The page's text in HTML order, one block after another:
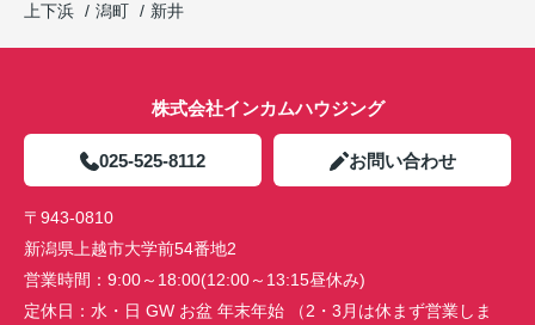
上下浜
潟町 新井
株式会社インカムハウジング
025-525-8112 お問い合わせ
〒943-0810
新潟県上越市大学前54番地2
営業時間： 9:00～18:00(12:00～13:15昼休み)
定休日： 水・日 GW お盆 年末年始 （2・3月は休まず営業しま